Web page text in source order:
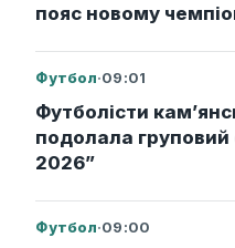
пояс новому
Футбол·09:01
Футболісти
подолала
2026”
Футбол·09:00